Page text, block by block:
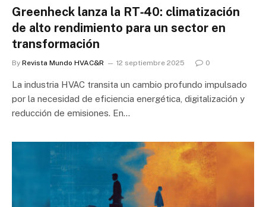
Greenheck lanza la RT‑40: climatización
de alto rendimiento para un sector en
transformación
By Revista Mundo HVAC&R 12 septiembre 2025 0
La industria HVAC transita un cambio profundo impulsado
por la necesidad de eficiencia energética, digitalización y
reducción de emisiones. En…